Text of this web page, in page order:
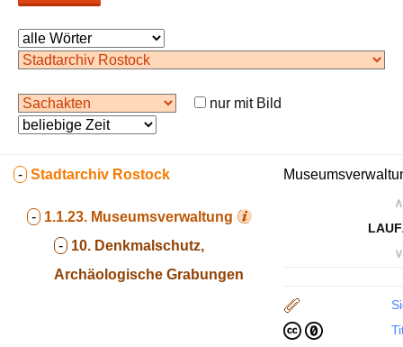
nur mit Bild
- Stadtarchiv Rostock
- 1.1.23. Museumsverwaltung
- 10. Denkmalschutz,
Archäologische Grabungen
∧
∨